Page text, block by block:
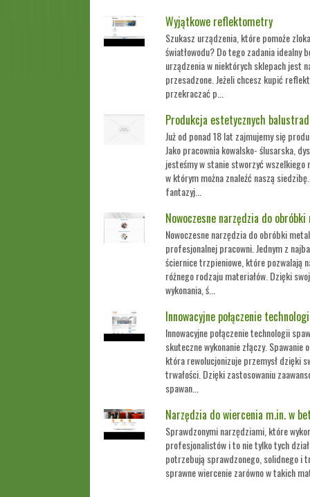
Wyjątkowe reflektometry
Szukasz urządzenia, które pomoże
światłowodu? Do tego zadania
urządzenia w niektórych sklepach jest
przesadzone. Jeżeli chcesz kupić
przekraczać p...
Produkcja estetycznych
Już od ponad 18 lat zajmujemy się
Jako pracownia kowalsko- ślusarska,
jesteśmy w stanie stworzyć
w którym można znaleźć naszą
fantazyj...
Nowoczesne narzędzia do
Nowoczesne narzędzia do obróbki
profesjonalnej pracowni. Jednym z
ściernice trzpieniowe, które pozwalają
różnego rodzaju materiałów. Dzięki
wykonania, ś...
Innowacyjne połączenie
Innowacyjne połączenie technologii
skuteczne wykonanie złączy.
która rewolucjonizuje przemysł dzięki
trwałości. Dzięki zastosowaniu
spawan...
Narzędzia do wiercenia m.in. w
Sprawdzonymi narzędziami, które
profesjonalistów i to nie tylko tych
potrzebują sprawdzonego, solidnego i
sprawne wiercenie zarówno w takich